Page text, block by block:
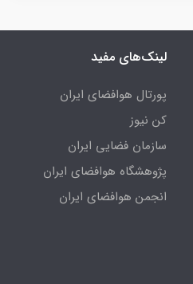
لینک‌های مفید
پورتال هوافضای ایران
کن نیوز
سازمان فضایی ایران
پژوهشگاه هوافضای ایران
انجمن هوافضای ایران